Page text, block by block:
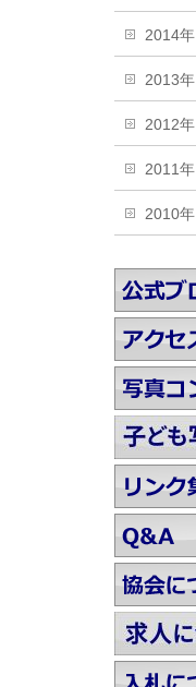
2014年
2013年
2012年
2011年
2010年